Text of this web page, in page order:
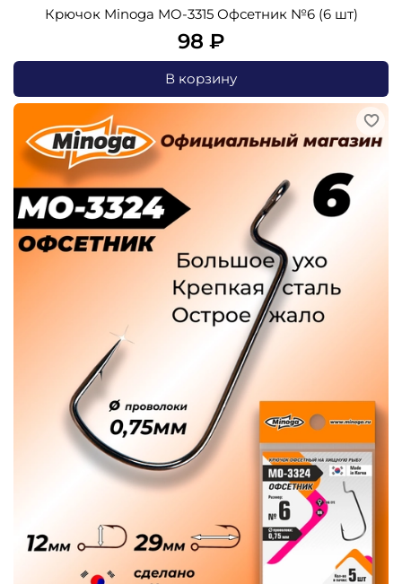
Крючок Minoga MO-3315 Офсетник №6 (6 шт)
98 ₽
В корзину